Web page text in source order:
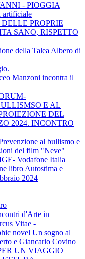
- PIOGGIA
artificiale
PROPRIE
SANO, RISPETTO
della Talea Albero di
Manzoni incontra il
E AL
DEL
2024. INCONTRO
al bullismo e
del film "Neve"
Vodafone Italia
libro Autostima e
2024
d'Arte in
Vitae -
novel Un sogno al
e Giancarlo Covino
UN VIAGGIO